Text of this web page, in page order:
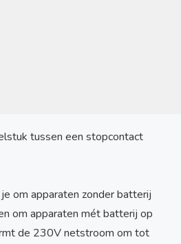
tussen een stopcontact
om apparaten zonder batterij
om apparaten mét batterij op
de 230V netstroom om tot